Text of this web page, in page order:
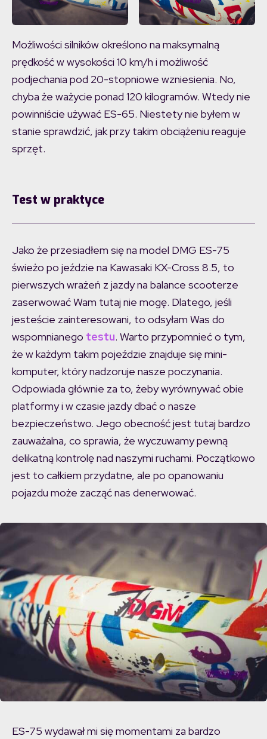
Możliwości silników określono na maksymalną
prędkość w wysokości 10 km/h i możliwość
podjechania pod 20-stopniowe wzniesienia. No,
chyba że ważycie ponad 120 kilogramów. Wtedy nie
powinniście używać ES-65. Niestety nie byłem w
stanie sprawdzić, jak przy takim obciążeniu reaguje
sprzęt.
Test w praktyce
Jako że przesiadłem się na model DMG ES-75
świeżo po jeździe na Kawasaki KX-Cross 8.5, to
pierwszych wrażeń z jazdy na balance scooterze
zaserwować Wam tutaj nie mogę. Dlatego, jeśli
jesteście zainteresowani, to odsyłam Was do
wspomnianego testu. Warto przypomnieć o tym,
że w każdym takim pojeździe znajduje się mini-
komputer, który nadzoruje nasze poczynania.
Odpowiada głównie za to, żeby wyrównywać obie
platformy i w czasie jazdy dbać o nasze
bezpieczeństwo. Jego obecność jest tutaj bardzo
zauważalna, co sprawia, że wyczuwamy pewną
delikatną kontrolę nad naszymi ruchami. Początkowo
jest to całkiem przydatne, ale po opanowaniu
pojazdu może zacząć nas denerwować.
ES-75 wydawał mi się momentami za bardzo